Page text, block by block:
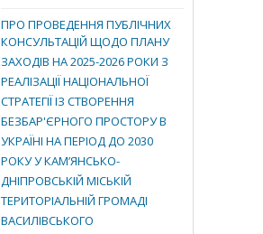
ПРО ПРОВЕДЕННЯ ПУБЛІЧНИХ
КОНСУЛЬТАЦІЙ ЩОДО ПЛАНУ
ЗАХОДІВ НА 2025-2026 РОКИ З
РЕАЛІЗАЦІЇ НАЦІОНАЛЬНОЇ
СТРАТЕГІЇ ІЗ СТВОРЕННЯ
БЕЗБАР'ЄРНОГО ПРОСТОРУ В
УКРАЇНІ НА ПЕРІОД ДО 2030
РОКУ У КАМ’ЯНСЬКО-
ДНІПРОВСЬКІЙ МІСЬКІЙ
ТЕРИТОРІАЛЬНІЙ ГРОМАДІ
ВАСИЛІВСЬКОГО